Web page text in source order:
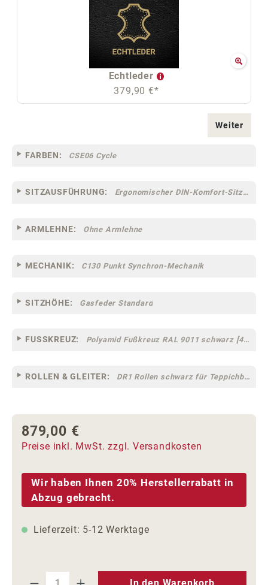
Echtleder
379,90 €*
Weiter
FARBEN: CSE06 Cycle
SITZAUSFÜHRUNG: Ergonomischer DIN-Komfort-Sitz [75]
ARMLEHNE: Ohne Armlehne
MECHANIK: C130 Punkt Synchron-Mechanik
SITZHÖHE: Gasfeder Standard
FUSSKREUZ: Polyamid Fußkreuz RAL 9011 schwarz [44]
ROLLEN & GLEITER: DR1 Rollen schwarz für Teppichböden [10]
Regulärer Preis:
879,00 €
Preise inkl. MwSt. zzgl. Versandkosten
Wir haben Ihnen 20% Herstellerrabatt in
Abzug gebracht.
Lieferzeit: 5-12 Werktage
Produkt Anzahl: Gib den